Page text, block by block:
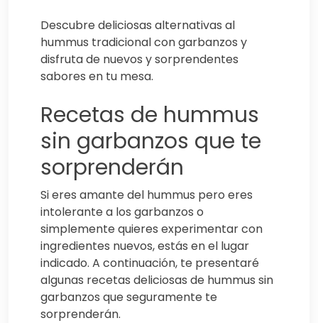
Descubre deliciosas alternativas al
hummus tradicional con garbanzos y
disfruta de nuevos y sorprendentes
sabores en tu mesa.
Recetas de hummus
sin garbanzos que te
sorprenderán
Si eres amante del hummus pero eres
intolerante a los garbanzos o
simplemente quieres experimentar con
ingredientes nuevos, estás en el lugar
indicado. A continuación, te presentaré
algunas recetas deliciosas de hummus sin
garbanzos que seguramente te
sorprenderán.